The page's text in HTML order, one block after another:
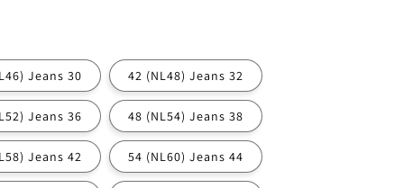
Jeans 30 42 (NL48) Jeans 32
Jeans 36 48 (NL54) Jeans 38
Jeans 42 54 (NL60) Jeans 44